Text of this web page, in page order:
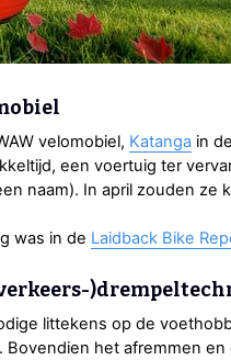
velomobiel, Katanga in
een voertuig ter
naam). In april zouden ze
was in de Laidback Bike
littekens op de
Bovendien het afremmen